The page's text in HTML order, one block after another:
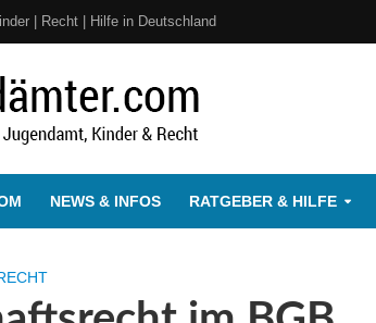
| Recht | Hilfe in Deutschland
NEWS & INFOS RATGEBER & HILFE